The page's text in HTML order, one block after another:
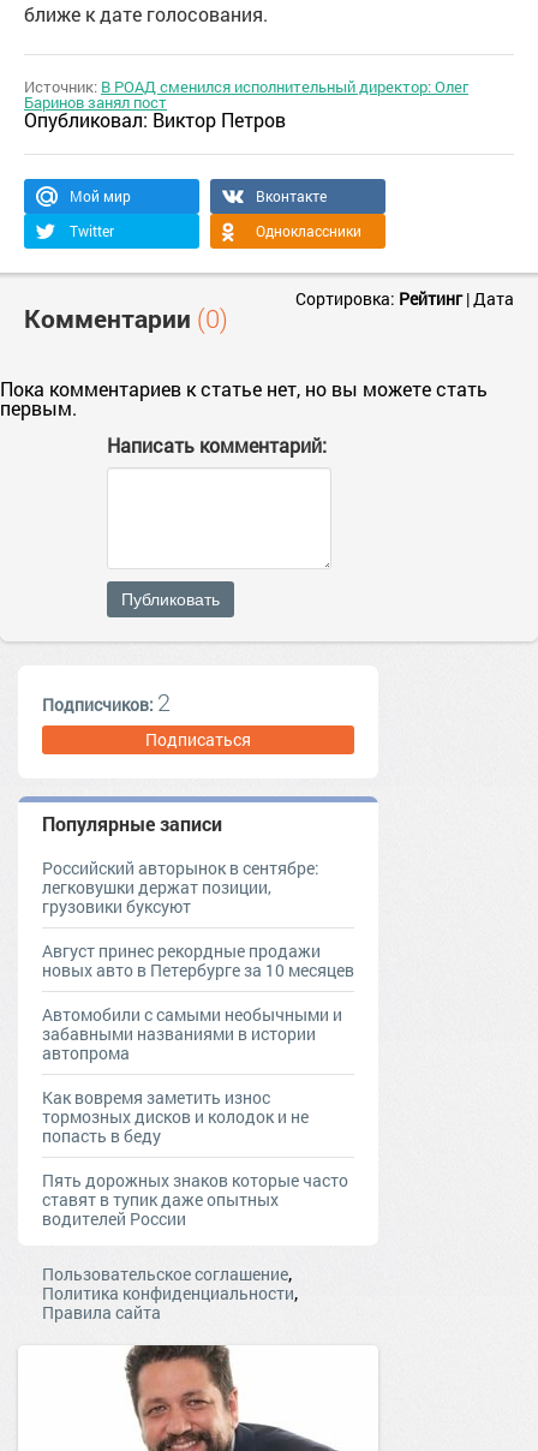
ближе к дате голосования.
Источник: В РОАД сменился исполнительный директор: Олег
Баринов занял пост
Опубликовал: Виктор Петров
Мой мир
Вконтакте
Twitter
Одноклассники
Комментарии (0)
Сортировка: Рейтинг|Дата
Пока комментариев к статье нет, но вы можете стать
первым.
Написать комментарий:
Публиковать
Подписчиков: 2
Подписаться
Популярные записи
Российский авторынок в сентябре:
легковушки держат позиции,
грузовики буксуют
Август принес рекордные продажи
новых авто в Петербурге за 10 месяцев
Автомобили с самыми необычными и
забавными названиями в истории
автопрома
Как вовремя заметить износ
тормозных дисков и колодок и не
попасть в беду
Пять дорожных знаков которые часто
ставят в тупик даже опытных
водителей России
Пользовательское соглашение,
Политика конфиденциальности,
Правила сайта